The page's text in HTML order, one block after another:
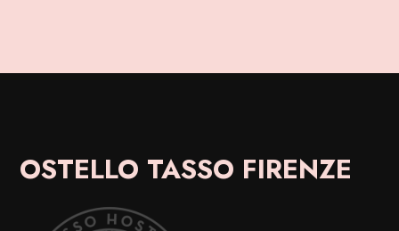
OSTELLO TASSO FIRENZE